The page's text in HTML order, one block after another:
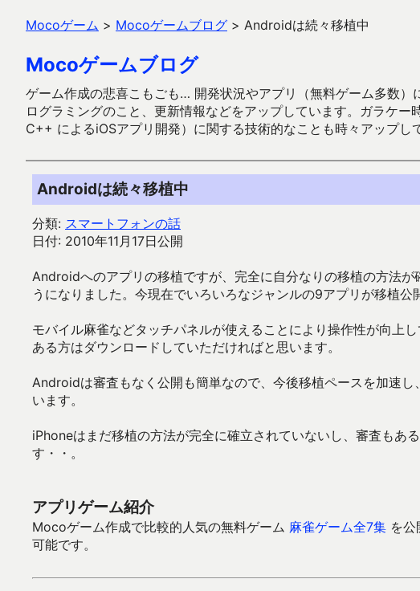
Mocoゲーム > Mocoゲームブログ > Androidは続々移植中
Mocoゲームブログ
ゲーム作成の悲喜こもごも… 開発状況やアプリ（無料ゲーム多数
ログラミングのこと、更新情報などをアップしています。ガラケ
C++ によるiOSアプリ開発）に関する技術的なことも時々アップし
Androidは続々移植中
分類: スマートフォンの話
日付: 2010年11月17日公開
Androidへのアプリの移植ですが、完全に自分なりの移植の方法
うになりました。今現在でいろいろなジャンルの9アプリが移植公
モバイル麻雀などタッチパネルが使えることにより操作性が向上
ある方はダウンロードしていただければと思います。
Androidは審査もなく公開も簡単なので、今後移植ペースを加速
います。
iPhoneはまだ移植の方法が完全に確立されていないし、審査もあ
す・・。
アプリゲーム紹介
Mocoゲーム作成で比較的人気の無料ゲーム 麻雀ゲーム全7集 を
可能です。